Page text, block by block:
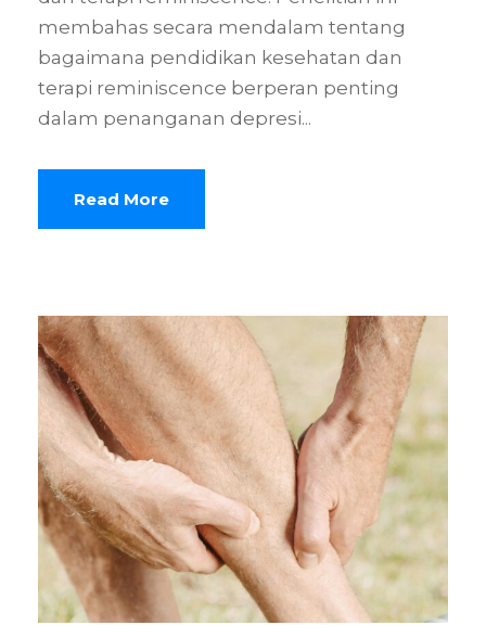
membahas secara mendalam tentang
bagaimana pendidikan kesehatan dan
terapi reminiscence berperan penting
dalam penanganan depresi...
Read More